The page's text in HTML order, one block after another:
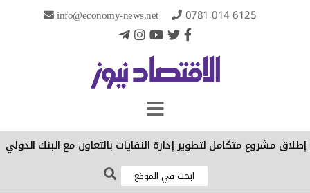
info@economy-news.net 0781 014 6125
مشروع متكامل لتطوير إدارة النفايات بالتعاون مع البنك الدولي